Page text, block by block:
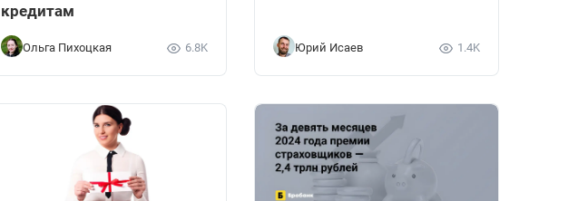
кредитам
Ольга Пихоцкая 6.8K Юрий Исаев 1.4K